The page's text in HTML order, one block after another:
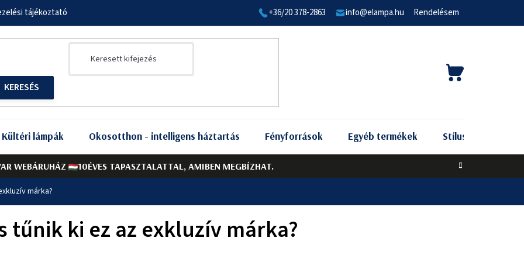
WEBÁRUHÁZ 10ÉVES TAPASZTALATTAL, AMIBEN MEGBÍZHAT.
tájékoztató +36/20 378-2863 info@elampa.hu Rendelésem
KOSÁR
Kültéri lámpák Okosotthon - intelligens háztartás Fényforrások Egyéb termékek Stílus szerint
márka?
tűnik ki ez az exkluzív márka?